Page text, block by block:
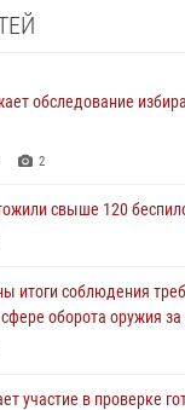
обследование
2
свыше 120
итоги соблюдения
оборота оружия
участие в проверке